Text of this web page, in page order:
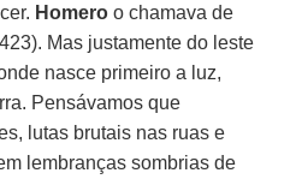
Homero o chamava de
Mas justamente do leste
nasce primeiro a luz,
Pensávamos que
lutas brutais nas ruas e
lembranças sombrias de